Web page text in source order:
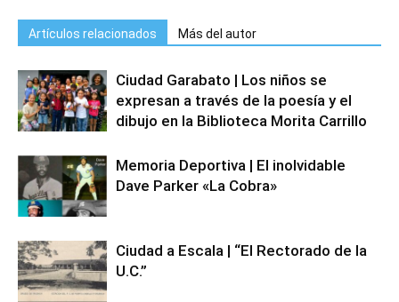
Artículos relacionados Más del autor
Ciudad Garabato | Los niños se
expresan a través de la poesía y el
dibujo en la Biblioteca Morita Carrillo
Memoria Deportiva | El inolvidable
Dave Parker «La Cobra»
Ciudad a Escala | “El Rectorado de la
U.C.”